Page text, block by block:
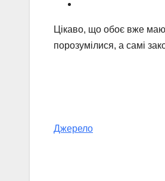
Цікаво, що обоє вже
порозумілися, а самі
Джерело